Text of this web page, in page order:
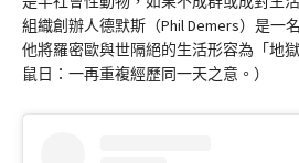
組織創辦人德默斯（Phil Demers）是一
他將羅密歐與世隔絕的生活形容為「地
鼠日：一再重複經歷同一天之意。）